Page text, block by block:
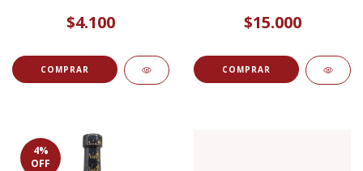
$4.100
FRIO 500CC
$15.000
4%
OFF